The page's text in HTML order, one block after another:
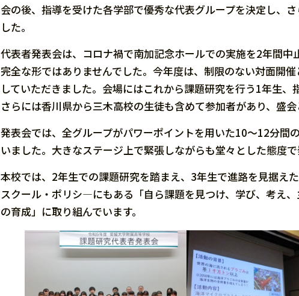
会の後、指導を受けた各学部で優秀な代表グループを決定し、
した。
代表者発表会は、コロナ禍で南加記念ホールでの実施を2年間中
完全な形ではありませんでした。今年度は、制限のない対面開
していただきました。会場にはこれから課題研究を行う1年生、
さらには香川県から三木高校の生徒も含めて参加者があり、盛会
発表会では、全グループがパワーポイントを用いた10～12分間
いました。大きなステージ上で緊張しながらも堂々とした態度
本校では、2年生での課題研究を踏まえ、3年生で進路を見据え
スクール・ポリシ―にもある「自ら課題を見つけ、学び、考え
の育成」に取り組んでいます。